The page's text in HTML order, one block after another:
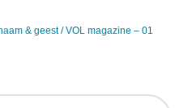
& geest/ VOL magazine – 01